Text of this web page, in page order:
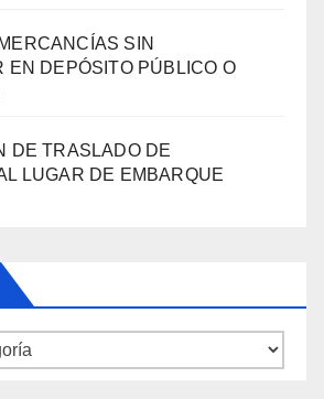
SIN
EN DEPÓSITO PÚBLICO O
DE TRASLADO DE
LUGAR DE EMBARQUE